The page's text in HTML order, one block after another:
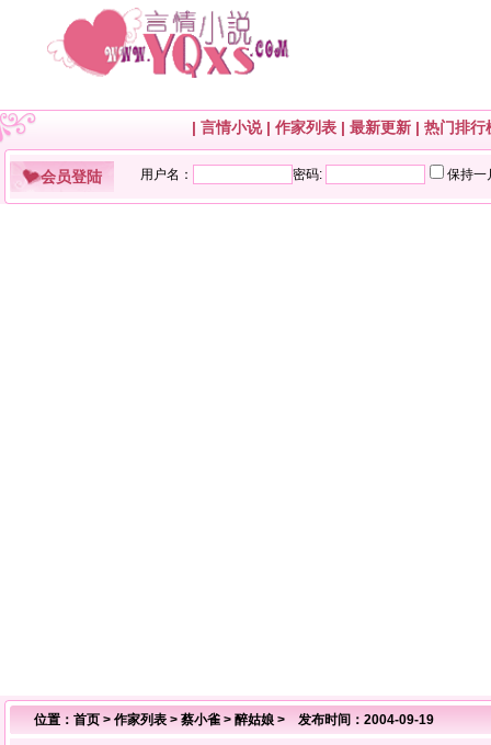
| 言情小说| 作家列表 | 最新更新 | 热门排行
会员登陆
位置： 首页 > 作家列表 > 蔡小雀 > 醉姑娘 > 发布时间：2004-09-19